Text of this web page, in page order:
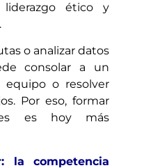
liderazgo ético y
o analizar datos
consolar a un
equipo o resolver
Por eso, formar
es hoy más
la competencia